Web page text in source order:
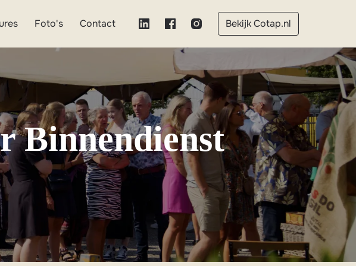
Foto's Contact Bekijk Cotap.nl
Binnendienst